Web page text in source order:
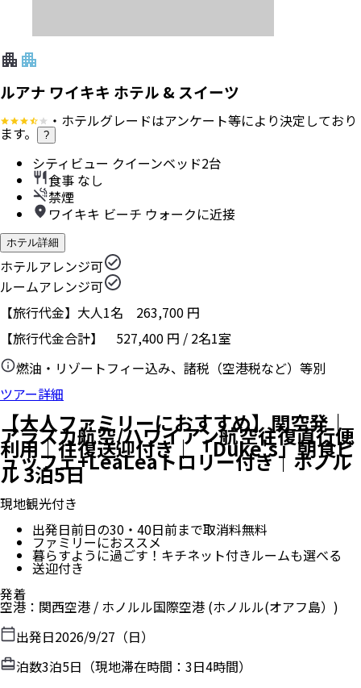
ルアナ ワイキキ ホテル & スイーツ
・ホテルグレードはアンケート等により決定しており
ます。 ?
シティビュー クイーンベッド2台
食事 なし
禁煙
ワイキキ ビーチ ウォークに近接
ホテル詳細
ホテルアレンジ可
ルームアレンジ可
【旅行代金】大人1名 263,700 円
【旅行代金合計】 527,400 円 / 2名1室
燃油・リゾートフィー込み、諸税（空港税など）等別
ツアー詳細
【大人ファミリーにおすすめ】関空発｜
アラスカ航空/ハワイアン航空往復直行便
利用｜往復送迎付き｜「Duke's」朝食ビ
ュッフェ+LeaLeaトロリー付き｜ホノル
ル 3泊5日
現地観光付き
出発日前日の30・40日前まで取消料無料
ファミリーにおススメ
暮らすように過ごす！キチネット付きルームも選べる
送迎付き
発着
空港 ： 関西空港 / ホノルル国際空港 (ホノルル(オアフ島）)
出発日2026/9/27（日）
泊数3泊5日（現地滞在時間： 3日4時間）